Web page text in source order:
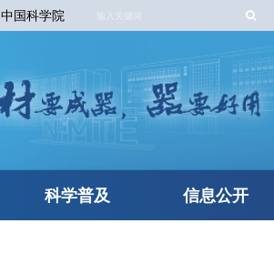
中国科学院
科学普及 信息公开